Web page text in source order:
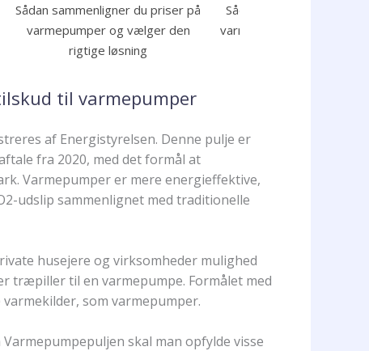
Sådan sammenligner du priser på
varmepumper og vælger den
rigtige løsning
Sådan sammenligner du
varmepumper og finder
til varmepumper
af Energistyrelsen. Denne pulje er
fra 2020, med det formål at
Varmepumper er mere energieffektive,
udslip sammenlignet med traditionelle
husejere og virksomheder mulighed
træpiller til en varmepumpe. Formålet med
som varmepumper.
skal man opfylde visse